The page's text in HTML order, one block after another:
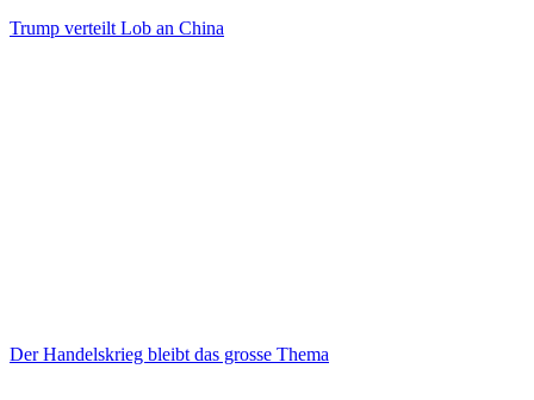
Trump verteilt Lob an China
Der Handelskrieg bleibt das grosse Thema